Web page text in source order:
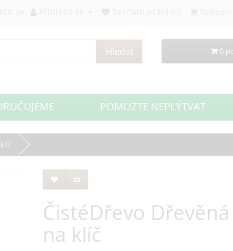
se Přihlásit se Seznam přání (0)
Hledat 0
POMOZTE NEPLÝTVAT
ČistéDřevo
na klíč